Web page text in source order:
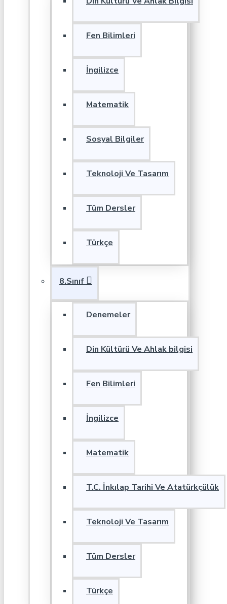
Fen Bilimleri
İngilizce
Matematik
Sosyal Bilgiler
Teknoloji Ve Tasarım
Tüm Dersler
Türkçe
8.Sınıf
Denemeler
Din Kültürü Ve Ahlak bilgisi
Fen Bilimleri
İngilizce
Matematik
T.C. İnkılap Tarihi Ve Atatürkçülük
Teknoloji Ve Tasarım
Tüm Dersler
Türkçe